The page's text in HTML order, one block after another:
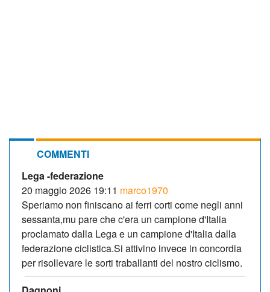
COMMENTI
Lega -federazione
20 maggio 2026 19:11 marco1970
Speriamo non finiscano ai ferri corti come negli anni
sessanta,mu pare che c'era un campione d'Italia
proclamato dalla Lega e un campione d'Italia dalla
federazione ciclistica.Si attivino invece in concordia
per risollevare le sorti traballanti del nostro ciclismo.